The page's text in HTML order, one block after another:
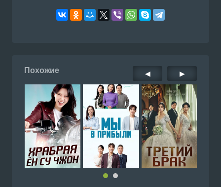
Похожие ◀ ▶